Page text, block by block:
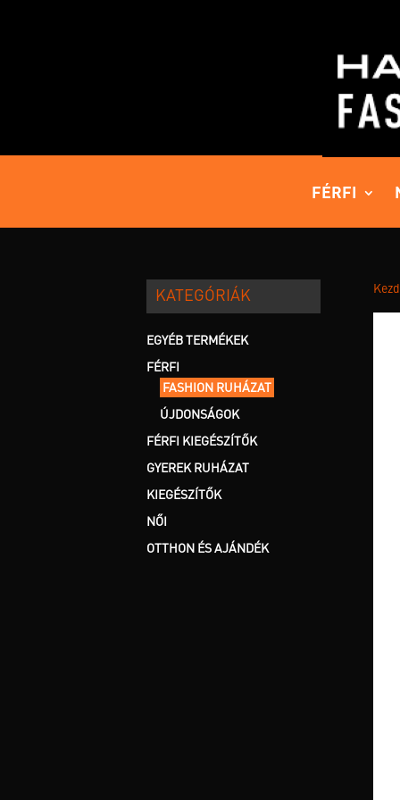
FÉRFI
KATEGÓRIÁK
EGYÉB TERMÉKEK
FÉRFI
FASHION RUHÁZAT
ÚJDONSÁGOK
FÉRFI KIEGÉSZÍTŐK
GYEREK RUHÁZAT
KIEGÉSZÍTŐK
NŐI
OTTHON ÉS AJÁNDÉK